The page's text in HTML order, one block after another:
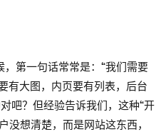
第一句话常常是：“我们需要
有大图，内页要有列表，后台
吧？但经验告诉我们，这种“开
没想清楚，而是网站这东西，